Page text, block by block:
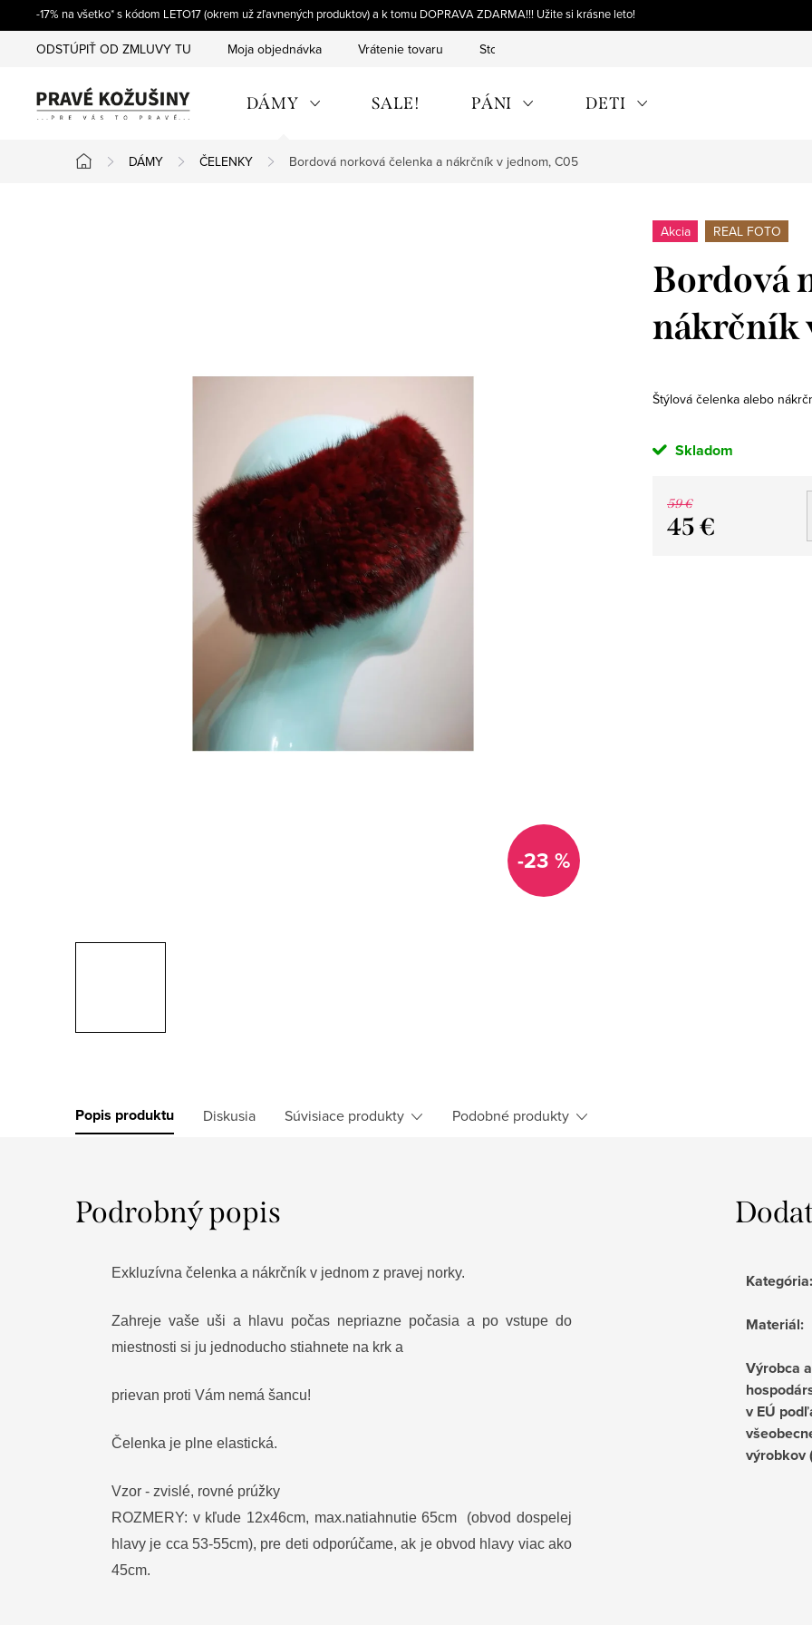
na
obsah
-17% na všetko* s kódom LETO17 (okrem už zľavnených produktov) a k tomu DOPRAVA ZDARMA!!! Užite si krásne leto!
ODSTÚPIŤ OD ZMLUVY TU Moja objednávka Vrátenie tovaru Storno objednávky
DÁMY SALE! PÁNI DETI
Domov
DÁMY ČELENKY Bordová norková čelenka a nákrčník v jednom, C05
-23 %
Akcia REAL FOTO
Bordová
nákrčník
Štýlová čelenka alebo
Skladom
59 €
45 €
Popis produktu Diskusia Súvisiace produkty Podobné produkty
Podrobný popis
Exkluzívna čelenka a nákrčník v jednom z pravej norky.
Zahreje vaše uši a hlavu počas nepriazne počasia a po vstupe do
miestnosti si ju jednoducho stiahnete na krk a
prievan proti Vám nemá šancu!
Čelenka je plne elastická.
Vzor - zvislé, rovné prúžky
ROZMERY: v kľude 12x46cm, max.natiahnutie 65cm (obvod dospelej
hlavy je cca 53-55cm), pre deti odporúčame, ak je obvod hlavy viac ako
45cm.
Kategória:
Materiál:
Výrobca
v EÚ
výrobkov